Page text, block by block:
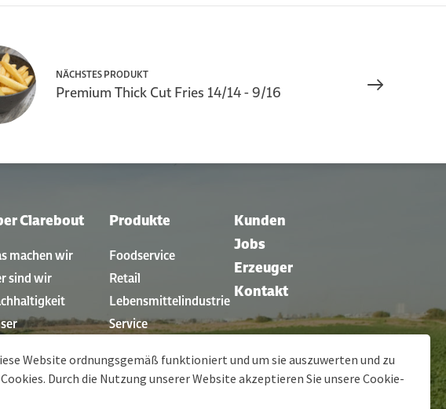
NÄCHSTES PRODUKT
Premium Thick Cut Fries 14/14 - 9/16
Clarebout
machen wir
sind wir
Produkte
Foodservice
Retail
Lebensmittelindustrie
Service
Kunden
Jobs
Erzeuger
Kontakt
Website ordnungsgemäß funktioniert und um sie auszuwerten und zu
Durch die Nutzung unserer Website akzeptieren Sie unsere Cookie-